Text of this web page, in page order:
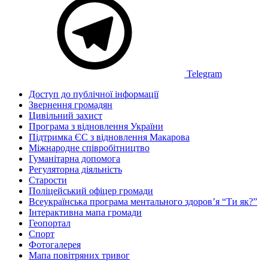
Telegram
Доступ до публічної інформації
Звернення громадян
Цивільний захист
Програма з відновлення України
Підтримка ЄС з відновлення Макарова
Міжнародне співробітництво
Гуманітарна допомога
Регуляторна діяльність
Старости
Поліцейський офіцер громади
Всеукраїнська програма ментального здоров’я “Ти як?”
Інтерактивна мапа громади
Геопортал
Спорт
Фотогалерея
Мапа повітряних тривог